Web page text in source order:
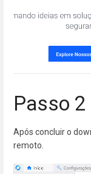
Passo
Após concluir o
remoto.